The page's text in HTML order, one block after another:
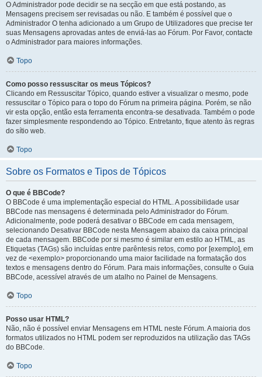
O Administrador pode decidir se na secção em que está postando, as
Mensagens precisem ser revisadas ou não. E também é possível que o
Administrador O tenha adicionado a um Grupo de Utilizadores que precise ter
suas Mensagens aprovadas antes de enviá-las ao Fórum. Por Favor, contacte
o Administrador para maiores informações.
Topo
Como posso ressuscitar os meus Tópicos?
Clicando em Ressuscitar Tópico, quando estiver a visualizar o mesmo, pode
ressuscitar o Tópico para o topo do Fórum na primeira página. Porém, se não
vir esta opção, então esta ferramenta encontra-se desativada. Também o pode
fazer simplesmente respondendo ao Tópico. Entretanto, fique atento às regras
do sítio web.
Topo
Sobre os Formatos e Tipos de Tópicos
O que é BBCode?
O BBCode é uma implementação especial do HTML. A possibilidade usar
BBCode nas mensagens é determinada pelo Administrador do Fórum.
Adicionalmente, pode poderá desativar o BBCode em cada mensagem,
selecionando Desativar BBCode nesta Mensagem abaixo da caixa principal
de cada mensagem. BBCode por si mesmo é similar em estilo ao HTML, as
Etiquetas (TAGs) são incluídas entre parêntesis retos, como por [exemplo], em
vez de <exemplo> proporcionando uma maior facilidade na formatação dos
textos e mensagens dentro do Fórum. Para mais informações, consulte o Guia
BBCode, acessível através de um atalho no Painel de Mensagens.
Topo
Posso usar HTML?
Não, não é possível enviar Mensagens em HTML neste Fórum. A maioria dos
formatos utilizados no HTML podem ser reproduzidos na utilização das TAGs
do BBCode.
Topo